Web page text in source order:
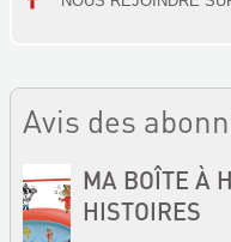
Avis des
MA BOÎTE À
HISTOIRES